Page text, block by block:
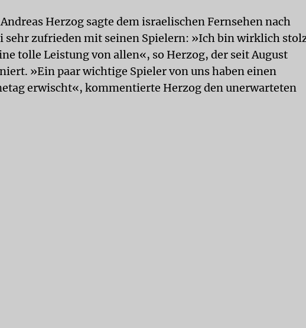
Herzog sagte dem israelischen Fernsehen nach
sehr zufrieden mit seinen Spielern: »Ich bin wirklich
tolle Leistung von allen«, so Herzog, der seit August
»Ein paar wichtige Spieler von uns haben einen
erwischt«, kommentierte Herzog den unerwarteten